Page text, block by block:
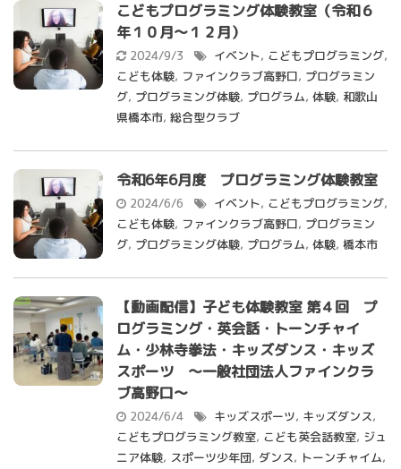
こどもプログラミング体験教室（令和６
年１０月～１２月）
2024/9/3 イベント, こどもプログラミング,
こども体験, ファインクラブ高野口, プログラミン
グ, プログラミング体験, プログラム, 体験, 和歌山
県橋本市, 総合型クラブ
令和6年6月度 プログラミング体験教室
2024/6/6 イベント, こどもプログラミング,
こども体験, ファインクラブ高野口, プログラミン
グ, プログラミング体験, プログラム, 体験, 橋本市
【動画配信】子ども体験教室 第４回 プ
ログラミング・英会話・トーンチャイ
ム・少林寺拳法・キッズダンス・キッズ
スポーツ 〜一般社団法人ファインクラ
ブ高野口〜
2024/6/4 キッズスポーツ, キッズダンス,
こどもプログラミング教室, こども英会話教室, ジュ
ニア体験, スポーツ少年団, ダンス, トーンチャイム,